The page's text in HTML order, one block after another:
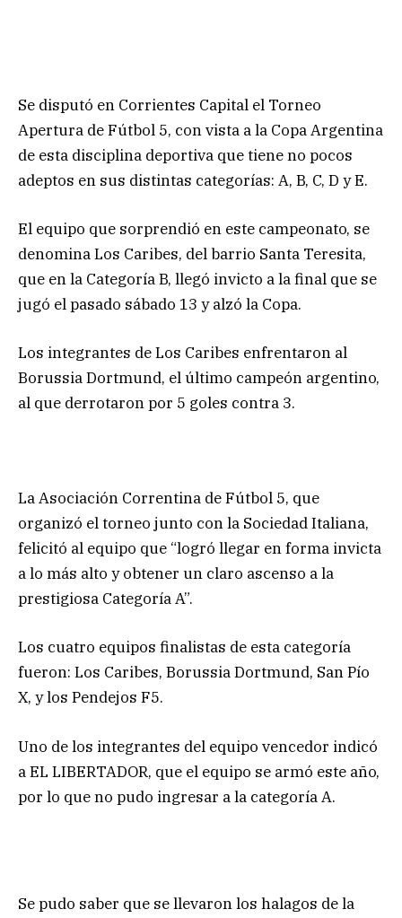
Se disputó en Corrientes Capital el Torneo
Apertura de Fútbol 5, con vista a la Copa Argentina
de esta disciplina deportiva que tiene no pocos
adeptos en sus distintas categorías: A, B, C, D y E.
El equipo que sorprendió en este campeonato, se
denomina Los Caribes, del barrio Santa Teresita,
que en la Categoría B, llegó invicto a la final que se
jugó el pasado sábado 13 y alzó la Copa.
Los integrantes de Los Caribes enfrentaron al
Borussia Dortmund, el último campeón argentino,
al que derrotaron por 5 goles contra 3.
La Asociación Correntina de Fútbol 5, que
organizó el torneo junto con la Sociedad Italiana,
felicitó al equipo que “logró llegar en forma invicta
a lo más alto y obtener un claro ascenso a la
prestigiosa Categoría A”.
Los cuatro equipos finalistas de esta categoría
fueron: Los Caribes, Borussia Dortmund, San Pío
X, y los Pendejos F5.
Uno de los integrantes del equipo vencedor indicó
a EL LIBERTADOR, que el equipo se armó este año,
por lo que no pudo ingresar a la categoría A.
Se pudo saber que se llevaron los halagos de la